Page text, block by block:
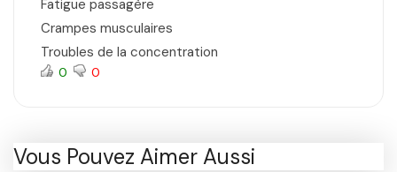
Fatigue passagère
Crampes musculaires
Troubles de la concentration
0 0
Vous Pouvez Aimer Aussi